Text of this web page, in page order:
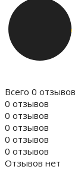
Всего 0 отзывов
0 отзывов
0 отзывов
0 отзывов
0 отзывов
0 отзывов
Отзывов нет